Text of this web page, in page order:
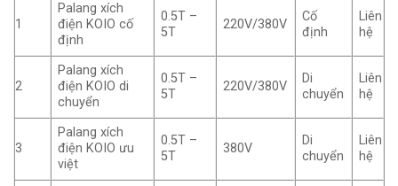
1
Palang xích
điện KOIO cố
định
0.5T –
5T
220V/380V
Cố
định
Liên
hệ
2
Palang xích
điện KOIO di
chuyển
0.5T –
5T
220V/380V
Di
chuyển
Liên
hệ
3
Palang xích
điện KOIO ưu
việt
0.5T –
5T
380V
Di
chuyển
Liên
hệ